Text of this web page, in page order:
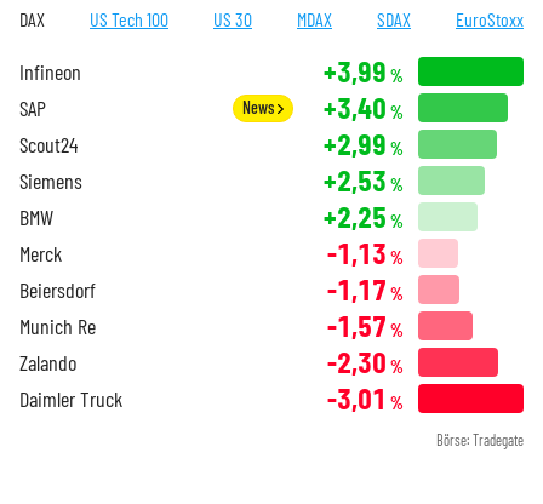
DAX US Tech 100 US 30 MDAX SDAX EuroStoxx
Infineon +3,99 %
SAP News +3,40 %
Scout24 +2,99 %
Siemens +2,53 %
BMW +2,25 %
Merck -1,13 %
Beiersdorf -1,17 %
Munich Re -1,57 %
Zalando -2,30 %
Daimler Truck -3,01 %
Börse: Tradegate